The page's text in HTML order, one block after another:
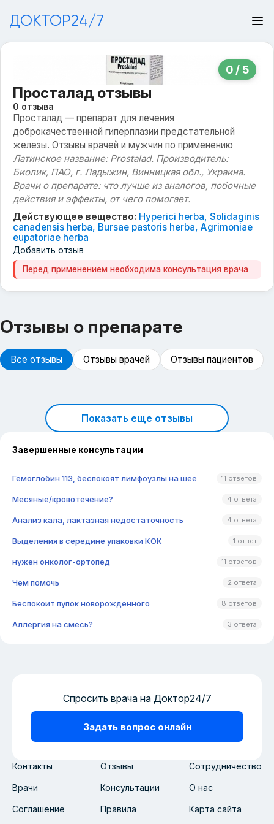
ДОКТОР24/7
0 / 5
Просталад отзывы
0 отзыва
Просталад — препарат для лечения
доброкачественной гиперплазии предстательной
железы. Отзывы врачей и мужчин по применению
Латинское название: Prostalad. Производитель:
Биолик, ПАО, г. Ладыжин, Винницкая обл., Украина.
Врачи о препарате: что лучше из аналогов, побочные
действия и эффекты, от чего помогает.
Действующее вещество: Hypеrici herbа, Sоlidaginis
canаdensis herbа, Bursаe pastоris hеrba, Agrimоniae
eupаtoriae herbа
Добавить отзыв
Перед применением необходима консультация врача
Отзывы о препарате
Все отзывы Отзывы врачей Отзывы пациентов
Показать еще отзывы
Завершенные консультации
Гемоглобин 113, беспокоят лимфоузлы на шее 11 ответов
Месяные/кровотечение? 4 ответа
Анализ кала, лактазная недостаточность 4 ответа
Выделения в середине упаковки КОК 1 ответ
нужен онколог-ортопед 11 ответов
Чем помочь 2 ответа
Беспокоит пупок новорожденного 8 ответов
Аллергия на смесь? 3 ответа
Контакты Отзывы Сотрудничество
Врачи Консультации О нас
Соглашение Правила Карта сайта
Спросить врача на Доктор24/7
Задать вопрос онлайн